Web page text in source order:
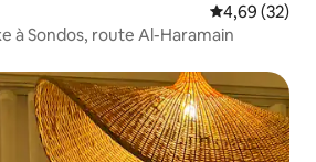
Note
4,69 (32)
à Sondos, route Al-Haramain